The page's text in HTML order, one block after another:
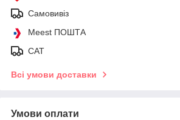
Самовивіз
Meest ПОШТА
САТ
Всі умови доставки
Умови оплати